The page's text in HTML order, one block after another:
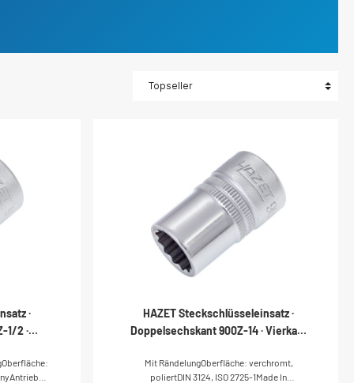
·
1/2 ·
HAZET Steckschlüsseleinsatz ·
Doppelsechskant 900Z-14 · Vierkant
Doppel-Sechskant-Tractionsprofil · 14
Mit RändelungOberfläche: verchromt,
poliertDIN 3124, ISO 2725-1Made In